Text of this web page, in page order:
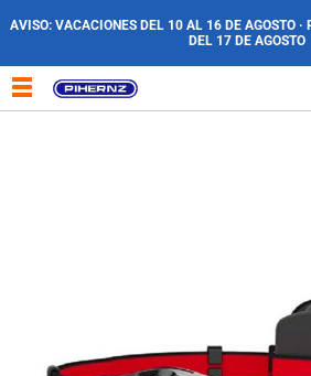
AVISO: VACACIONES DEL 10 AL 16 DE AGOSTO ·
DEL 17 DE AGOSTO